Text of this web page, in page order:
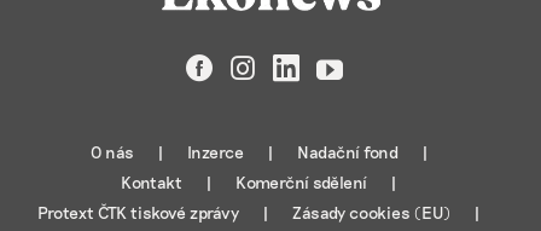
FacebookInstagramLinkedIn
YouTube
O nás Inzerce
Nadační fond
Kontakt
Komerční sdělení
Protext ČTK tiskové zprávy
Zásady cookies (EU)